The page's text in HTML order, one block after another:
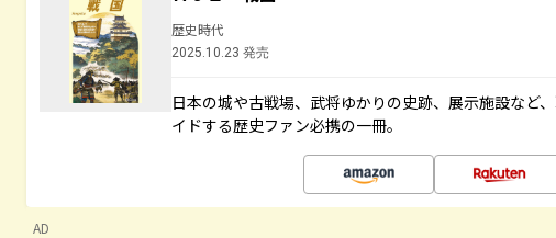
歴史時代
2025.10.23 発売
日本の城や古戦場、武将ゆかりの史跡、展示施設など
イドする歴史ファン必携の一冊。
AD